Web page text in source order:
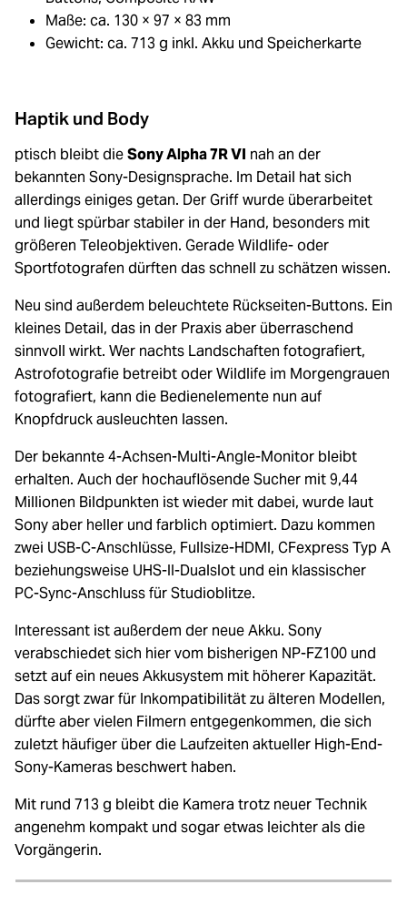
Maße: ca. 130 × 97 × 83 mm
Gewicht: ca. 713 g inkl. Akku und Speicherkarte
Haptik und Body
ptisch bleibt dieSony Alpha 7R VI nah an der
bekannten Sony-Designsprache. Im Detail hat sich
allerdings einiges getan. Der Griff wurde überarbeitet
und liegt spürbar stabiler in der Hand, besonders mit
größeren Teleobjektiven. Gerade Wildlife- oder
Sportfotografen dürften das schnell zu schätzen wissen.
Neu sind außerdem beleuchtete Rückseiten-Buttons. Ein
kleines Detail, das in der Praxis aber überraschend
sinnvoll wirkt. Wer nachts Landschaften fotografiert,
Astrofotografie betreibt oder Wildlife im Morgengrauen
fotografiert, kann die Bedienelemente nun auf
Knopfdruck ausleuchten lassen.
Der bekannte 4-Achsen-Multi-Angle-Monitor bleibt
erhalten. Auch der hochauflösende Sucher mit 9,44
Millionen Bildpunkten ist wieder mit dabei, wurde laut
Sony aber heller und farblich optimiert. Dazu kommen
zwei USB-C-Anschlüsse, Fullsize-HDMI, CFexpress Typ A
beziehungsweise UHS-II-Dualslot und ein klassischer
PC-Sync-Anschluss für Studioblitze.
Interessant ist außerdem der neue Akku. Sony
verabschiedet sich hier vom bisherigen NP-FZ100 und
setzt auf ein neues Akkusystem mit höherer Kapazität.
Das sorgt zwar für Inkompatibilität zu älteren Modellen,
dürfte aber vielen Filmern entgegenkommen, die sich
zuletzt häufiger über die Laufzeiten aktueller High-End-
Sony-Kameras beschwert haben.
Mit rund 713 g bleibt die Kamera trotz neuer Technik
angenehm kompakt und sogar etwas leichter als die
Vorgängerin.